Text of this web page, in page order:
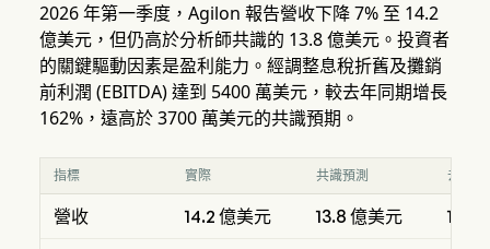
2026 年第一季度，Agilon 報告營收下降 7% 至 14.2
億美元，但仍高於分析師共識的 13.8 億美元。投資者
的關鍵驅動因素是盈利能力。經調整息稅折舊及攤銷
前利潤 (EBITDA) 達到 5400 萬美元，較去年同期增長
162%，遠高於 3700 萬美元的共識預期。
指標 實際 共識預測 去年同
營收 14.2 億美元 13.8 億美元 15.3